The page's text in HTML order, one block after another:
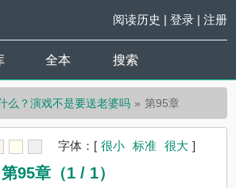
阅读历史 | 登录| 注册
全本 搜索
么？演戏不是要送老婆吗 第95章
字体： [ 很小 标准 很大 ]
第95章（1 / 1）